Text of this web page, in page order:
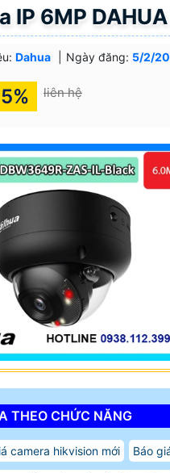
IP 6MP
Dahua Ngày đăng: 5/2/
liên hệ
THEO CHỨC NĂNG
camera hikvision mới Báo